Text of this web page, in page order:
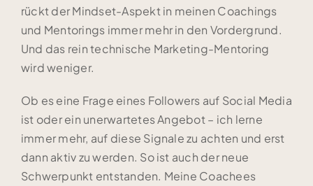
rückt der Mindset-Aspekt in meinen Coachings
und Mentorings immer mehr in den Vordergrund.
Und das rein technische Marketing-Mentoring
wird weniger.
Ob es eine Frage eines Followers auf Social Media
ist oder ein unerwartetes Angebot – ich lerne
immer mehr, auf diese Signale zu achten und erst
dann aktiv zu werden. So ist auch der neue
Schwerpunkt entstanden. Meine Coachees